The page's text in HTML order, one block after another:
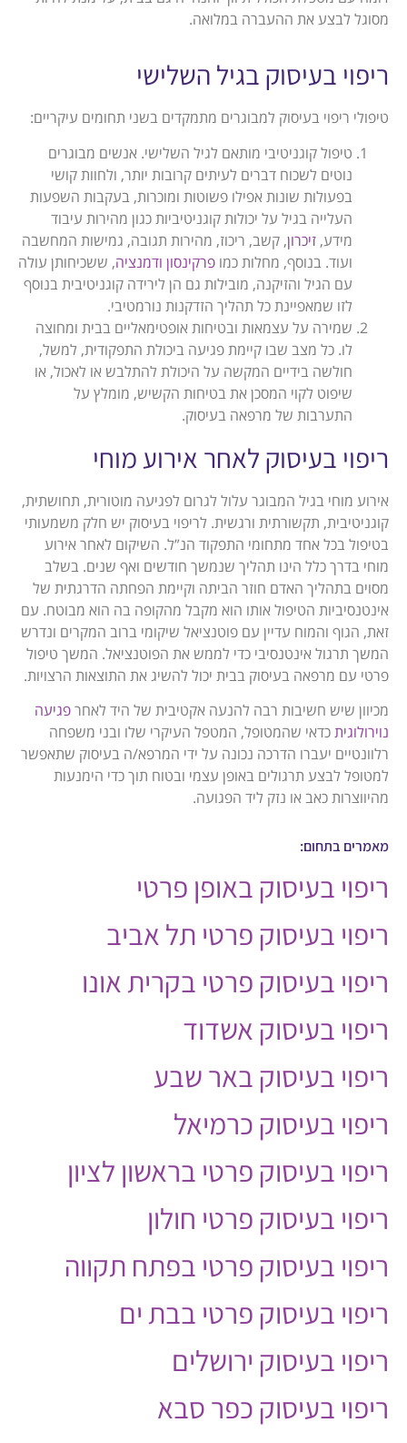
מסוגל לבצע את ההעברה במלואה.
ריפוי בעיסוק בגיל השלישי
טיפולי ריפוי בעיסוק למבוגרים מתמקדים בשני תחומים עיקריים:
טיפול קוגניטיבי מותאם לגיל השלישי. אנשים מבוגרים
נוטים לשכוח דברים לעיתים קרובות יותר, ולחוות קושי
בפעולות שונות אפילו פשוטות ומוכרות, בעקבות השפעות
העלייה בגיל על יכולות קוגניטיביות כגון מהירות עיבוד
מידע, זיכרון, קשב, ריכוז, מהירות תגובה, גמישות המחשבה
ועוד. בנוסף, מחלות כמו פרקינסון ודמנציה, ששכיחותן עולה
עם הגיל והזיקנה, מובילות גם הן לירידה קוגניטיבית בנוסף
לזו שמאפיינת כל תהליך הזדקנות נורמטיבי.
שמירה על עצמאות ובטיחות אופטימאליים בבית ומחוצה
לו. כל מצב שבו קיימת פגיעה ביכולת התפקודית, למשל,
חולשה בידיים המקשה על היכולת להתלבש או לאכול, או
שיפוט לקוי המסכן את בטיחות הקשיש, מומלץ על
התערבות של מרפאה בעיסוק.
ריפוי בעיסוק לאחר אירוע מוחי
אירוע מוחי בגיל המבוגר עלול לגרום לפגיעה מוטורית, תחושתית,
קוגניטיבית, תקשורתית ורגשית. לריפוי בעיסוק יש חלק משמעותי
בטיפול בכל אחד מתחומי התפקוד הנ”ל. השיקום לאחר אירוע
מוחי בדרך כלל הינו תהליך שנמשך חודשים ואף שנים. בשלב
מסוים בתהליך האדם חוזר הביתה וקיימת הפחתה הדרגתית של
אינטנסיביות הטיפול אותו הוא מקבל מהקופה בה הוא מבוטח. עם
זאת, הגוף והמוח עדיין עם פוטנציאל שיקומי ברוב המקרים ונדרש
המשך תרגול אינטנסיבי כדי לממש את הפוטנציאל. המשך טיפול
פרטי עם מרפאה בעיסוק בבית יכול להשיג את התוצאות הרצויות.
מכיוון שיש חשיבות רבה להנעה אקטיבית של היד לאחרפגיעה
נוירולוגיתכדאי שהמטופל, המטפל העיקרי שלו ובני משפחה
רלוונטיים יעברו הדרכה נכונה על ידי המרפא/ה בעיסוק שתאפשר
למטופל לבצע תרגולים באופן עצמי ובטוח תוך כדי הימנעות
מהיווצרות כאב או נזק ליד הפגועה.
מאמרים בתחום:
ריפוי בעיסוק באופן פרטי
ריפוי בעיסוק פרטי תל אביב
ריפוי בעיסוק פרטי בקרית אונו
ריפוי בעיסוק אשדוד
ריפוי בעיסוק באר שבע
ריפוי בעיסוק כרמיאל
ריפוי בעיסוק פרטי בראשון לציון
ריפוי בעיסוק פרטי חולון
ריפוי בעיסוק פרטי בפתח תקווה
ריפוי בעיסוק פרטי בבת ים
ריפוי בעיסוק ירושלים
ריפוי בעיסוק כפר סבא